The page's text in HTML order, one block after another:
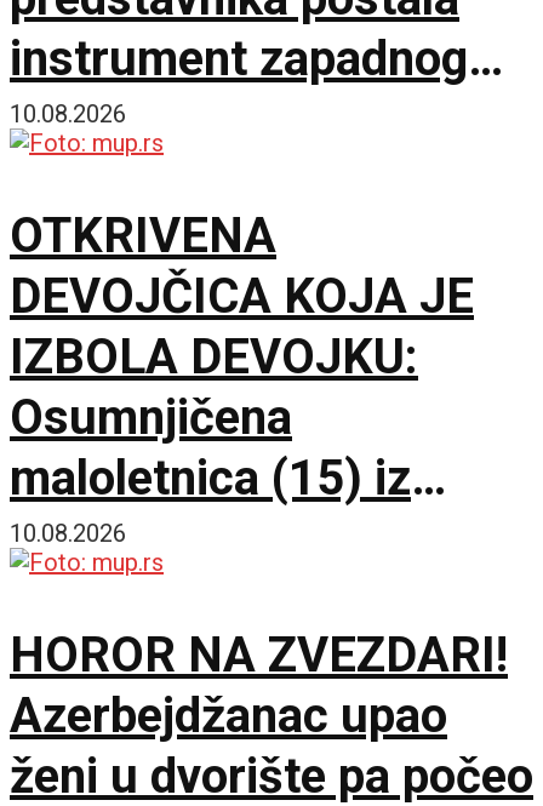
instrument zapadnog
neokolonijalizma
10.08.2026
OTKRIVENA
DEVOJČICA KOJA JE
IZBOLA DEVOJKU:
Osumnjičena
maloletnica (15) iz
Beograda privedena i
nož
10.08.2026
HOROR NA ZVEZDARI!
Azerbejdžanac upao
ženi u dvorište pa počeo